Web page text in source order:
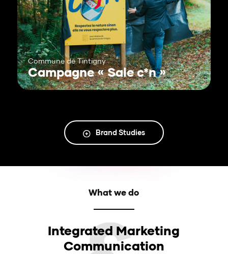
Commune de Tintigny
Campagne « Sale c*n »
Brand Studies
What we do
Integrated Marketing
Communication